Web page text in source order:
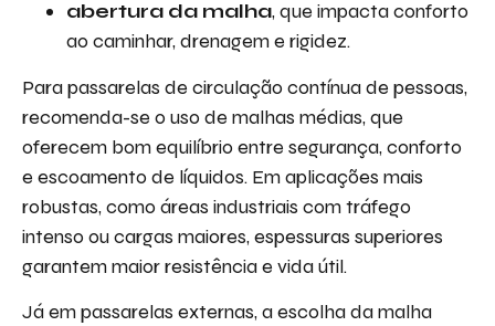
abertura da malha, que impacta conforto
ao caminhar, drenagem e rigidez.
Para passarelas de circulação contínua de pessoas,
recomenda-se o uso de malhas médias, que
oferecem bom equilíbrio entre segurança, conforto
e escoamento de líquidos. Em aplicações mais
robustas, como áreas industriais com tráfego
intenso ou cargas maiores, espessuras superiores
garantem maior resistência e vida útil.
Já em passarelas externas, a escolha da malha